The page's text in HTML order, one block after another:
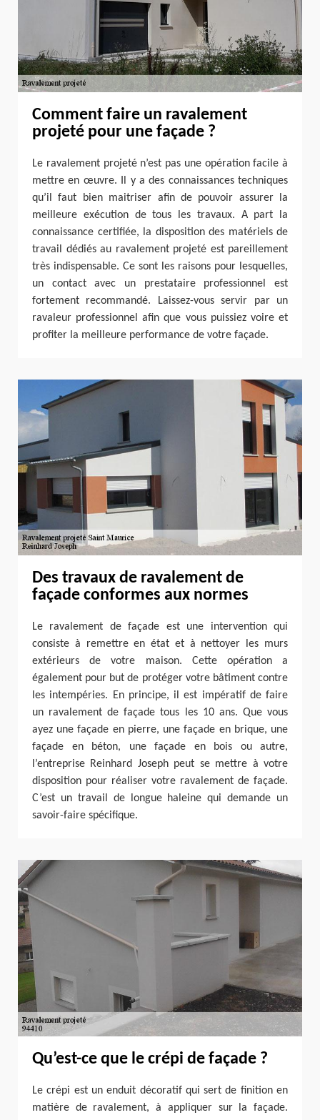
Comment faire un ravalement
projeté pour une façade ?
Le ravalement projeté n’est pas une opération facile à
mettre en œuvre. Il y a des connaissances techniques
qu’il faut bien maitriser afin de pouvoir assurer la
meilleure exécution de tous les travaux. A part la
connaissance certifiée, la disposition des matériels de
travail dédiés au ravalement projeté est pareillement
très indispensable. Ce sont les raisons pour lesquelles,
un contact avec un prestataire professionnel est
fortement recommandé. Laissez-vous servir par un
ravaleur professionnel afin que vous puissiez voire et
profiter la meilleure performance de votre façade.
Des travaux de ravalement de
façade conformes aux normes
Le ravalement de façade est une intervention qui
consiste à remettre en état et à nettoyer les murs
extérieurs de votre maison. Cette opération a
également pour but de protéger votre bâtiment contre
les intempéries. En principe, il est impératif de faire
un ravalement de façade tous les 10 ans. Que vous
ayez une façade en pierre, une façade en brique, une
façade en béton, une façade en bois ou autre,
l’entreprise Reinhard Joseph peut se mettre à votre
disposition pour réaliser votre ravalement de façade.
C’est un travail de longue haleine qui demande un
savoir-faire spécifique.
Qu’est-ce que le crépi de façade ?
Le crépi est un enduit décoratif qui sert de finition en
matière de ravalement, à appliquer sur la façade.